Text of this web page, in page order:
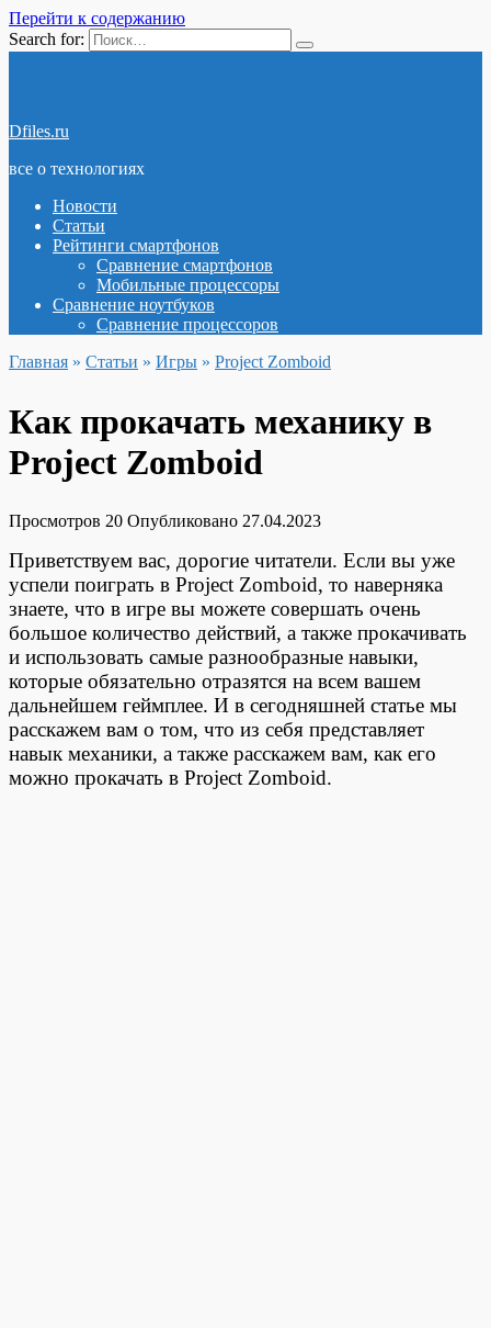
Перейти к содержанию
Search for:
Dfiles.ru
все о технологиях
Новости
Статьи
Рейтинги смартфонов
Сравнение смартфонов
Мобильные процессоры
Сравнение ноутбуков
Сравнение процессоров
Главная » Статьи » Игры » Project Zomboid
Как прокачать механику в
Project Zomboid
Просмотров 20 Опубликовано 27.04.2023
Приветствуем вас, дорогие читатели. Если вы уже
успели поиграть в Project Zomboid, то наверняка
знаете, что в игре вы можете совершать очень
большое количество действий, а также прокачивать
и использовать самые разнообразные навыки,
которые обязательно отразятся на всем вашем
дальнейшем геймплее. И в сегодняшней статье мы
расскажем вам о том, что из себя представляет
навык механики, а также расскажем вам, как его
можно прокачать в Project Zomboid.